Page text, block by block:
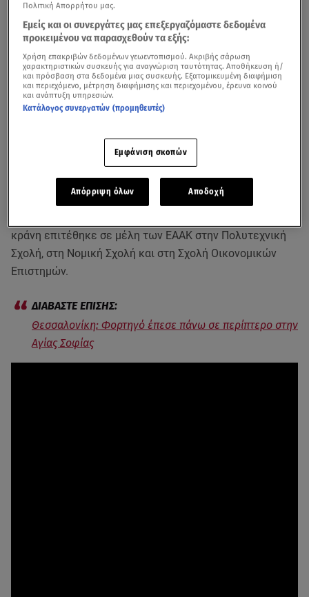
Σοβαρό επεισόδιο σημειώθηκε το πρωί της Τρίτης μέσα
κράνη επιτέθηκε σε μέλη των ΕΑΑΚ στην Πολυτεχνική
Σχολή, στη Νομική Σχολή και στη Σχολή Οικονομικών
Επιστημών.
Θεσσαλονίκη: Φορτηγό έπεσε πάνω σε περίπτερο στην
Αγίας Σοφίας
Πολιτική Απορρήτου μας.
Εμείς και οι συνεργάτες μας επεξεργαζόμαστε δεδομένα
προκειμένου να παρασχεθούν τα εξής:
Χρήση επακριβών δεδομένων γεωεντοπισμού. Ακριβής σάρωση
χαρακτηριστικών συσκευής για αναγνώριση ταυτότητας. Αποθήκευση ή/
και πρόσβαση στα δεδομένα μιας συσκευής. Εξατομικευμένη διαφήμιση
και περιεχόμενο, μέτρηση διαφήμισης και περιεχομένου, έρευνα κοινού
και ανάπτυξη υπηρεσιών.
Κατάλογος συνεργατών (προμηθευτές)
Εμφάνιση σκοπών
Απόρριψη όλων Αποδοχή